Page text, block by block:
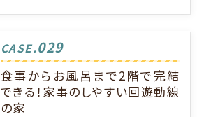
CASE.029
食事からお風呂まで2階で完結
できる！家事のしやすい回遊動線
の家